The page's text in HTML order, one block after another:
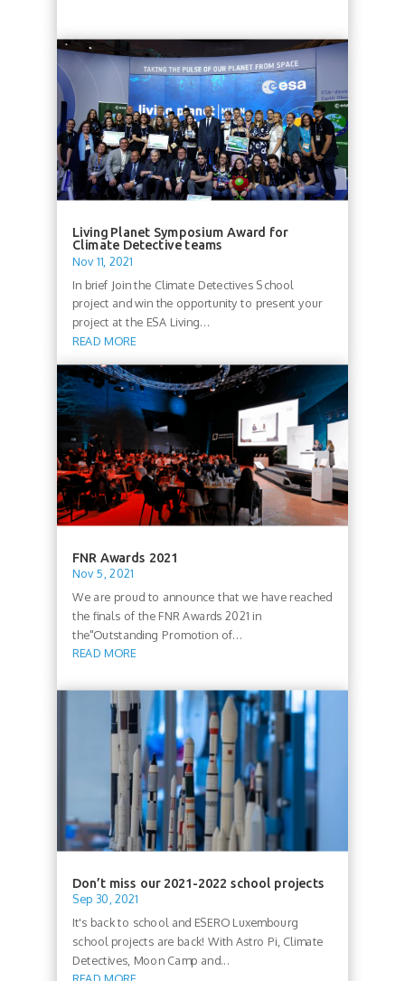
Living Planet Symposium Award for
Climate Detective teams
Nov 11, 2021
In brief Join the Climate Detectives School
project and win the opportunity to present your
project at the ESA Living...
READ MORE
FNR Awards 2021
Nov 5, 2021
We are proud to announce that we have reached
the finals of the FNR Awards 2021 in
the"Outstanding Promotion of...
READ MORE
Don’t miss our 2021-2022 school projects
Sep 30, 2021
It's back to school and ESERO Luxembourg
school projects are back! With Astro Pi, Climate
Detectives, Moon Camp and...